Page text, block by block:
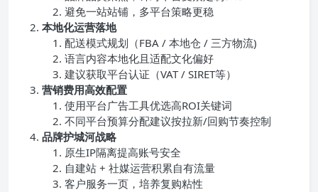
避免一站站铺，多平台策略更稳
本地化运营落地
配送模式规划（FBA / 本地仓 / 三方物流)
语言内容本地化且适配文化偏好
建议获取平台认证（VAT / SIRET等）
营销费用高效配置
使用平台广告工具优选高ROI关键词
不同平台预算分配建议按拉新/回购节奏控制
品牌护城河战略
原生IP隔离提高账号安全
自建站 + 社媒运营积累自有流量
客户服务一页，培养复购粘性